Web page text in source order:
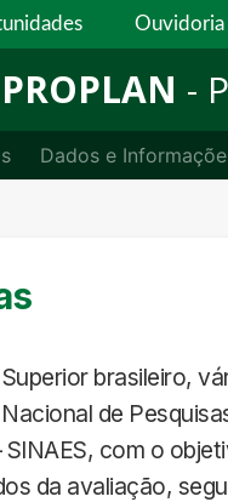
Ouvidoria
PROPLAN -
Dados e
brasileiro,
de
com o
da avaliação,